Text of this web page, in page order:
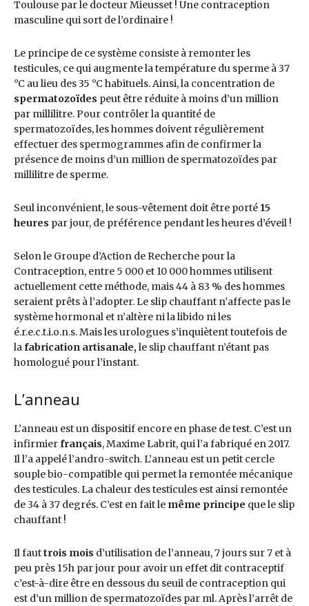
Toulouse par le docteur Mieusset ! Une contraception
masculine qui sort de l’ordinaire !
Le principe de ce système consiste à remonter les
testicules, ce qui augmente la température du sperme à 37
°C au lieu des 35 °C habituels. Ainsi, la concentration de
spermatozoïdes peut être réduite à moins d’un million
par millilitre. Pour contrôler la quantité de
spermatozoïdes, les hommes doivent régulièrement
effectuer des spermogrammes afin de confirmer la
présence de moins d’un million de spermatozoïdes par
millilitre de sperme.
Seul inconvénient, le sous-vêtement doit être porté 15
heures par jour, de préférence pendant les heures d’éveil !
Selon le Groupe d’Action de Recherche pour la
Contraception, entre 5 000 et 10 000 hommes utilisent
actuellement cette méthode, mais 44 à 83 % des hommes
seraient prêts à l’adopter. Le slip chauffant n’affecte pas le
système hormonal et n’altère ni la libido ni les
é.r.e.c.t.i.o.n.s. Mais les urologues s’inquiètent toutefois de
lafabrication artisanale,le slip chauffant n’étant pas
homologué pour l’instant.
L’anneau
L’anneau est un dispositif encore en phase de test. C’est un
infirmierfrançais, Maxime Labrit, qui l’a fabriqué en 2017.
Il l’a appelé l’andro-switch. L’anneau est un petit cercle
souple bio-compatible qui permet la remontée mécanique
des testicules. La chaleur des testicules est ainsi remontée
de 34 à 37 degrés. C’est en fait le même principe que le slip
chauffant !
Il fauttrois mois d’utilisation de l’anneau, 7 jours sur 7 et à
peu près 15h par jour pour avoir un effet dit contraceptif
c’est-à-dire être en dessous du seuil de contraception qui
est d’un million de spermatozoïdes par ml. Après l’arrêt de